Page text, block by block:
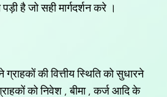
है जो सही मार्गदर्शन करे ।
की वित्तीय स्थिति को सुधारने
को निवेश , बीमा , कर्ज आदि के